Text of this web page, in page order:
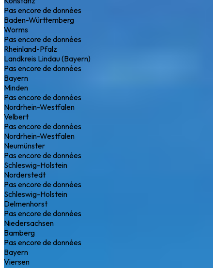
Pas encore de données
Baden-Württemberg
Worms
Pas encore de données
Rheinland-Pfalz
Landkreis Lindau (Bayern)
Pas encore de données
Bayern
Minden
Pas encore de données
Nordrhein-Westfalen
Velbert
Pas encore de données
Nordrhein-Westfalen
Neumünster
Pas encore de données
Schleswig-Holstein
Norderstedt
Pas encore de données
Schleswig-Holstein
Delmenhorst
Pas encore de données
Niedersachsen
Bamberg
Pas encore de données
Bayern
Viersen